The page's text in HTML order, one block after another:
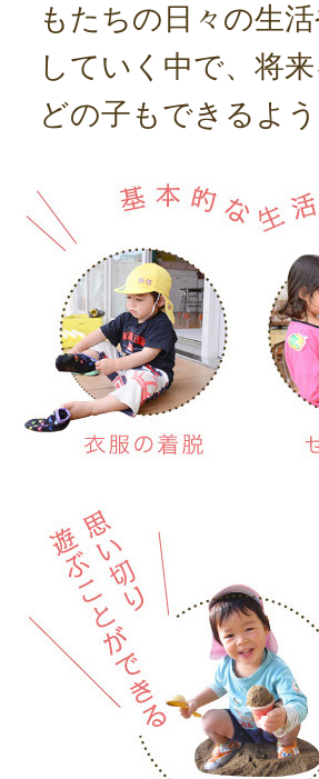
もたちの日々の生
していく中で、将
どの子もできるよ